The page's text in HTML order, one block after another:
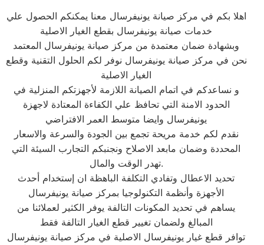
اهلا بكم في مركز صيانة يونيفرسال معنا يمكنكم الحصول علي
خدمات صيانة يونيفرسال بقطع الغيار الاصلية
وبشهادة ضمان معتمدة من مركز صيانة يونيفرسال المعتمد
نحن في مركز صيانة يونيفرسال نوفر لكم الحلول التقنية وقطع
الغيار الاصلية
و نساعدكم في اتمام الصيانة اللازمة لأجهزتكم المنزلية في
الحدود الامنة التي تحافظ علي الكفاءة المعتادة لاجهزة
يونيفرسال وايضا متوسط العمر الافتراضي
نقدم لكم خدمة مريحة تجمع بين الجودة والسرعة والاسعار
المحددة وضمان مابعد الاصلاح ونجنبكم التجارب السيئة التي
تهدر الوقت والمال.
تحديد الاعطال وتفادي التكلفة الباهظة ان إستخدام أحدث
الأجهزة وأنظمة التكنولوجيا بمركز صيانة يونيفرسال
يساهم في تحديد المكونات التالفة يوفر الكثير لعملائنا من
المبالغ ولضمان تغيير قطع الغيار التالفة فقط
توافر قطع غيار يونيفرسال الاصلية في مركز صيانة يونيفرسال